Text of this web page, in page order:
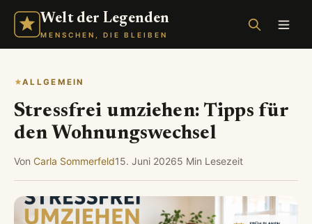
Welt der Legenden
MENSCHEN, DIE BLEIBEN
ALLGEMEIN
Stressfrei umziehen: Tipps für
den Wohnungswechsel
Von Carla Sommerfeld15. Juni 20265 Min Lesezeit